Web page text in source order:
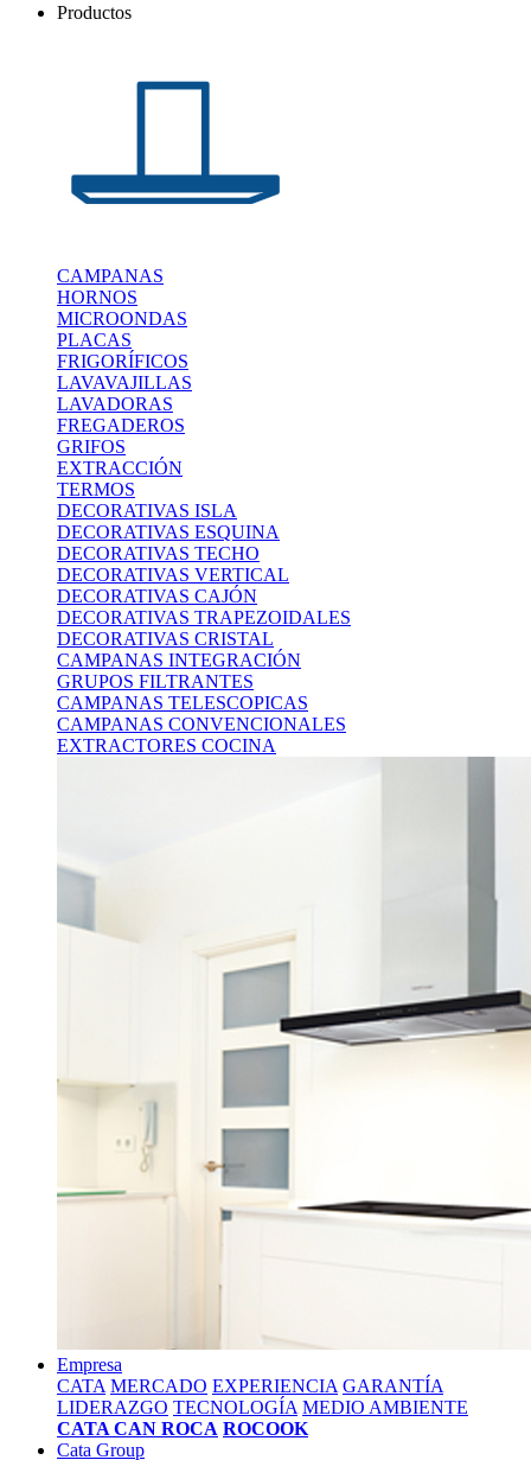
Productos
CAMPANAS
HORNOS
MICROONDAS
PLACAS
FRIGORÍFICOS
LAVAVAJILLAS
LAVADORAS
FREGADEROS
GRIFOS
EXTRACCIÓN
TERMOS
DECORATIVAS ISLA
DECORATIVAS ESQUINA
DECORATIVAS TECHO
DECORATIVAS VERTICAL
DECORATIVAS CAJÓN
DECORATIVAS TRAPEZOIDALES
DECORATIVAS CRISTAL
CAMPANAS INTEGRACIÓN
GRUPOS FILTRANTES
CAMPANAS TELESCOPICAS
CAMPANAS CONVENCIONALES
EXTRACTORES COCINA
Empresa
CATA MERCADO EXPERIENCIA GARANTÍA
LIDERAZGO TECNOLOGÍA MEDIO AMBIENTE
CATA CAN ROCA ROCOOK
Cata Group